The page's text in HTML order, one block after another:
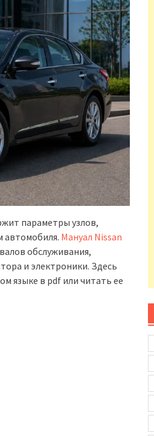
параметры узлов,
автомобиля. Мануал Nissan
обслуживания,
и электроники. Здесь
языке в pdf или читать ее